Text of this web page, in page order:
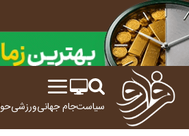
سیاستجام جهانیورزشی